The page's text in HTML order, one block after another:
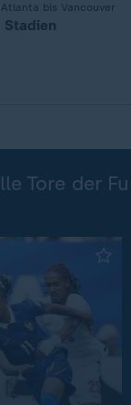
Atlanta bis Vancouver
Stadien
Tore der